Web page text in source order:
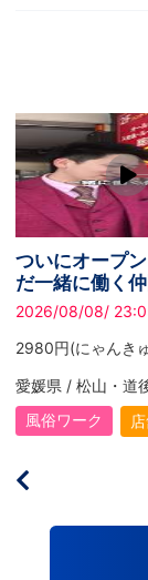
ついにオープ
だ一緒に働く
中です！
2026/08/08/
2980円(にゃんき
愛媛県 / 松山・道
風俗ワーク